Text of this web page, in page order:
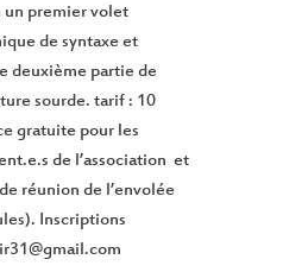
un premier volet
de syntaxe et
deuxième partie de
sourde. tarif : 10
gratuite pour les
de l’association et
réunion de l’envolée
Inscriptions